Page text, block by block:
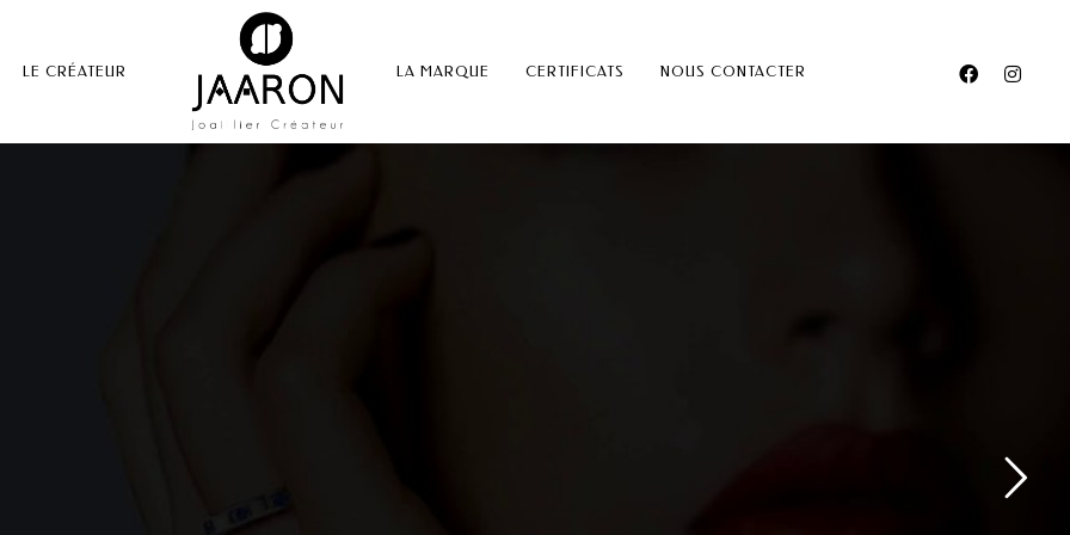
LE CRÉATEUR LA MARQUE CERTIFICATS NOUS CONTACTER